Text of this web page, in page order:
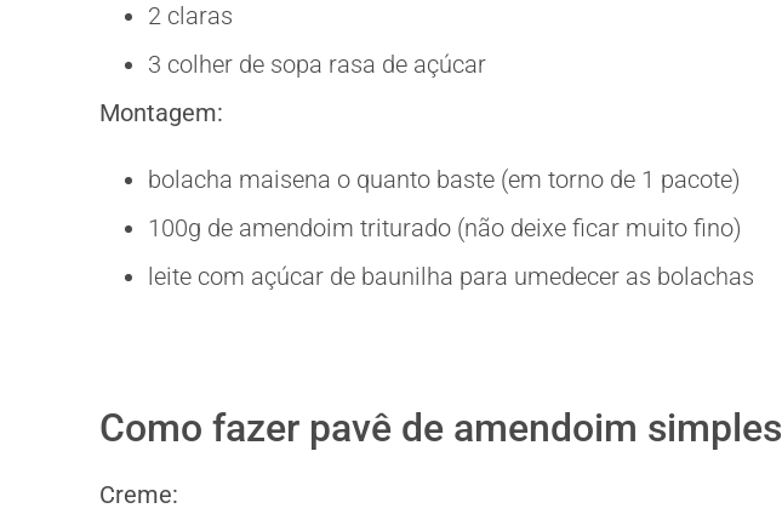
2 claras
3 colher de sopa rasa de açúcar
Montagem:
bolacha maisena o quanto baste (em torno de 1 pacote)
100g de amendoim triturado (não deixe ficar muito fino)
leite com açúcar de baunilha para umedecer as bolachas
Como fazer pavê de amendoim simples
Creme: